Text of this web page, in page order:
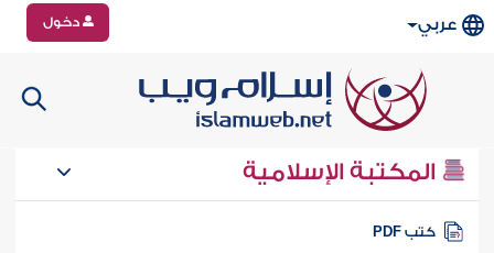
عربي دخول
المكتبة الإسلامية